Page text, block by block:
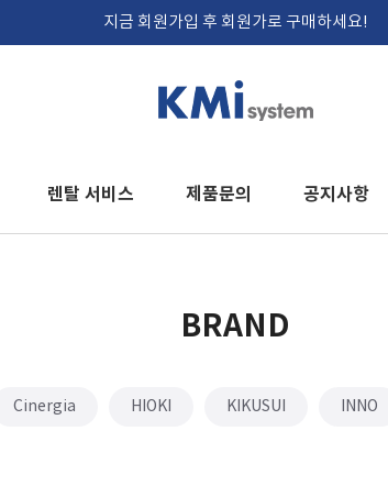
지금 회원가입 후 회원가로 구매하세요!
렌탈 서비스 제품문의 공지사항
BRAND
Cinergia HIOKI KIKUSUI INNO